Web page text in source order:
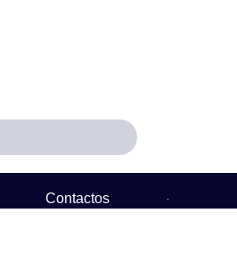
Contactos